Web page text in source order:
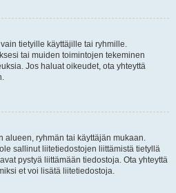
tietyille käyttäjille tai ryhmille.
tai muiden toimintojen tekeminen
Jos haluat oikeudet, ota yhteyttä
alueen, ryhmän tai käyttäjän mukaan.
sallinut liitetiedostojen liittämistä tietyllä
pystyä liittämään tiedostoja. Ota yhteyttä
et voi lisätä liitetiedostoja.